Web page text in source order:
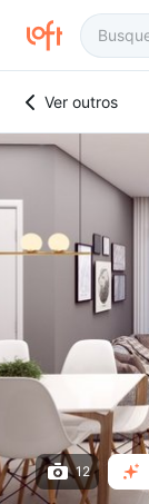
Ver outros
12